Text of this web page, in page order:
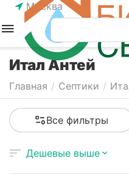
Москва
Итал Антей
Главная / Септики /
Все фильтры
Дешевые выше